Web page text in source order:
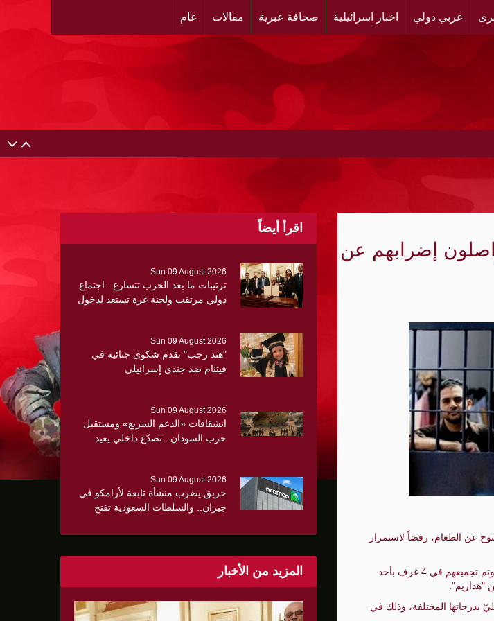
عربي دولي اخبار اسرائيلية صحافة عبرية مقالات عام
رسم موازين المعركة
تحقيقاً
العائلات نحو الرحيل
المستوطنين والشرطة من العقاب
جامعة بيرزيت
التهجير
الفلسطينيين في الضفة
أسيراً إدارياً يواصلون إضرابهم عن
عن الطعام، رفضاً لاستمرار
وذكر نادي الأسير يوم الثلاثاء، أن 28 أسيراً من المضربين معتقلون في سجن "عوفر"، وتم تجميعهم في 4 غرف بأحد
"هداريم".
بدرجاتها المختلفة، وذلك في
اقرأ أيضاً
Sun 09 August 2026
ترتيبات ما بعد الحرب تتسارع.. اجتماع
دولي مرتقب ولجنة غزة تستعد لدخول
Sun 09 August 2026
"هند رجب" تقدم شكوى جنائية في
فيتنام ضد جندي إسرائيلي
Sun 09 August 2026
انشقاقات «الدعم السريع» ومستقبل
حرب السودان.. تصدّع داخلي يعيد
Sun 09 August 2026
حريق يضرب منشأة تابعة لأرامكو في
جيزان.. والسلطات السعودية تفتح
المزيد من الأخبار